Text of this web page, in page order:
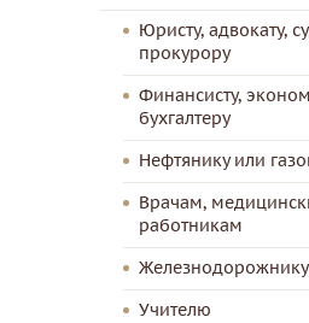
Юристу, адвокату,
прокурору
Финансисту,
бухгалтеру
Нефтянику или
Врачам,
работникам
Железнодорожнику
Учителю